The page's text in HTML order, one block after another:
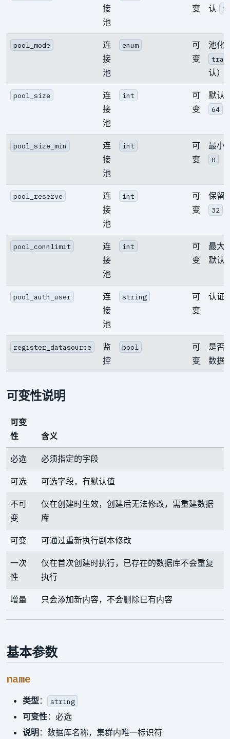
接
池
变
认
pool_mode
连
接
池
enum
可
变
池化
认）
pool_size
连
接
池
int
可
变
默认
64
pool_size_min
连
接
池
int
可
变
最小
0
pool_reserve
连
接
池
int
可
变
保留
32
pool_connlimit
连
接
池
int
可
变
最大
默认
pool_auth_user
连
接
池
string
可
变
认证
register_datasource
监
控
bool
可
变
是否
数据
可变性说明
可变
性
含义
必选 必须指定的字段
可选 可选字段，有默认值
不可
变
仅在创建时生效，创建后无法修改，需重建数据
库
可变 可通过重新执行剧本修改
一次
性
仅在首次创建时执行，已存在的数据库不会重复
执行
增量 只会添加新内容，不会删除已有内容
基本参数
name
类型： string
可变性：必选
说明 ：数据库名称，集群内唯一标识符